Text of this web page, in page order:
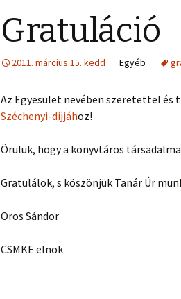
Gratuláció
2011. március 15. kedd Egyéb
Az Egyesület nevében szeretettel
Széchenyi-díjjához!
Örülük, hogy a könyvtáros
Gratulálok, s köszönjük Tanár Úr
Oros Sándor
CSMKE elnök